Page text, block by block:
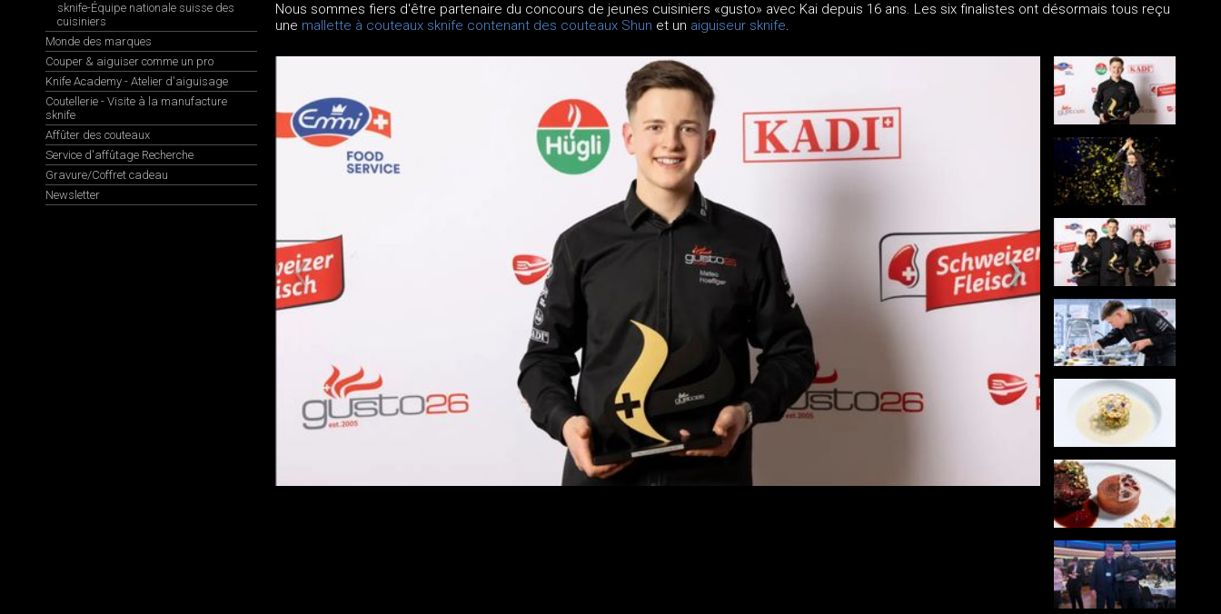
sknife-Équipe nationale suisse des
cuisiniers
Monde des marques
Couper & aiguiser comme un pro
Knife Academy - Atelier d'aiguisage
Coutellerie - Visite à la manufacture
sknife
Affûter des couteaux
Service d'affûtage Recherche
Gravure/Coffret cadeau
Newsletter
Nous sommes fiers d'être partenaire du concours de jeunes cuisiniers «gusto» avec Kai depuis 16 ans. Les six finalistes ont désormais tous reçu
une mallette à couteaux sknife contenant des couteaux Shun et un aiguiseur sknife.